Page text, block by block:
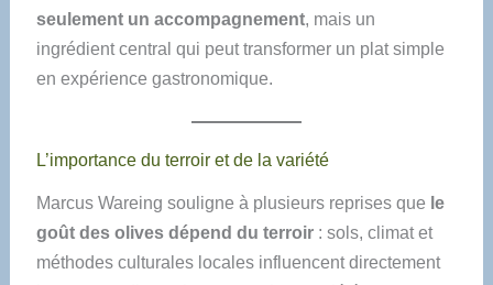
seulement un accompagnement, mais un
ingrédient central qui peut transformer un plat simple
en expérience gastronomique.
L’importance du terroir et de la variété
Marcus Wareing souligne à plusieurs reprises que le
goût des olives dépend du terroir: sols, climat et
méthodes culturales locales influencent directement